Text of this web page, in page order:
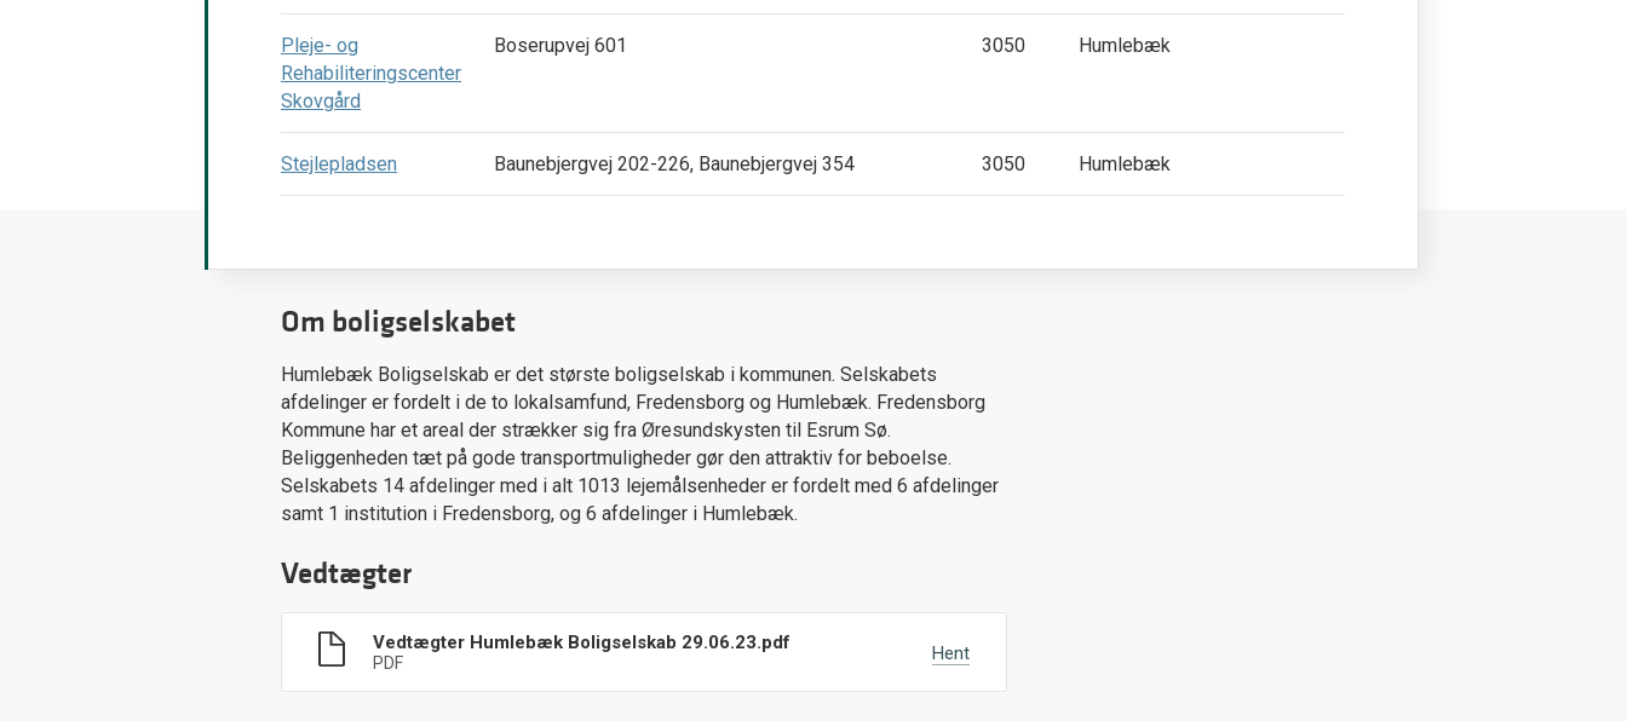
Pleje- og
Rehabiliteringscenter
Skovgård
Boserupvej 601 3050 Humlebæk
Stejlepladsen Baunebjergvej 202-226, Baunebjergvej 354 3050 Humlebæk
Om boligselskabet
Humlebæk Boligselskab er det største boligselskab i kommunen. Selskabets
afdelinger er fordelt i de to lokalsamfund, Fredensborg og Humlebæk. Fredensborg
Kommune har et areal der strækker sig fra Øresundskysten til Esrum Sø.
Beliggenheden tæt på gode transportmuligheder gør den attraktiv for beboelse.
Selskabets 14 afdelinger med i alt 1013 lejemålsenheder er fordelt med 6 afdelinger
samt 1 institution i Fredensborg, og 6 afdelinger i Humlebæk.
Vedtægter
Vedtægter Humlebæk Boligselskab 29.06.23.pdf
PDF Hent